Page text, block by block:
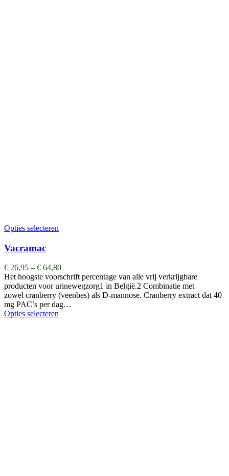
Opties selecteren
Vacramac
€ 26,95 – € 64,80
Het hoogste voorschrift percentage van alle vrij verkrijgbare
producten voor urinewegzorg1 in België.2 Combinatie met
zowel cranberry (veenbes) als D-mannose. Cranberry extract dat 40
mg PAC’s per dag…
Opties selecteren